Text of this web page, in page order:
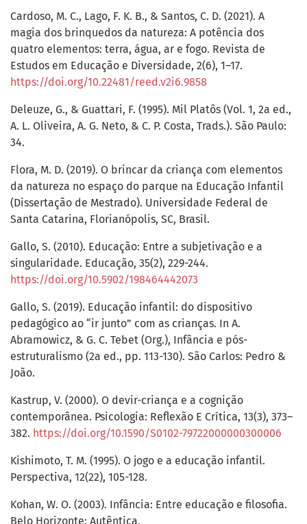
Cardoso, M. C., Lago, F. K. B., & Santos, C. D. (2021). A
magia dos brinquedos da natureza: A potência dos
quatro elementos: terra, água, ar e fogo. Revista de
Estudos em Educação e Diversidade, 2(6), 1–17.
https://doi.org/10.22481/reed.v2i6.9858
Deleuze, G., & Guattari, F. (1995). Mil Platôs (Vol. 1, 2a ed.,
A. L. Oliveira, A. G. Neto, & C. P. Costa, Trads.). São Paulo:
34.
Flora, M. D. (2019). O brincar da criança com elementos
da natureza no espaço do parque na Educação Infantil
(Dissertação de Mestrado). Universidade Federal de
Santa Catarina, Florianópolis, SC, Brasil.
Gallo, S. (2010). Educação: Entre a subjetivação e a
singularidade. Educação, 35(2), 229-244.
https://doi.org/10.5902/198464442073
Gallo, S. (2019). Educação infantil: do dispositivo
pedagógico ao “ir junto” com as crianças. In A.
Abramowicz, & G. C. Tebet (Org.), Infância e pós-
estruturalismo (2a ed., pp. 113-130). São Carlos: Pedro &
João.
Kastrup, V. (2000). O devir-criança e a cognição
contemporânea. Psicologia: Reflexão E Crítica, 13(3), 373–
382. https://doi.org/10.1590/S0102-79722000000300006
Kishimoto, T. M. (1995). O jogo e a educação infantil.
Perspectiva, 12(22), 105-128.
Kohan, W. O. (2003). Infância: Entre educação e filosofia.
Belo Horizonte: Autêntica.